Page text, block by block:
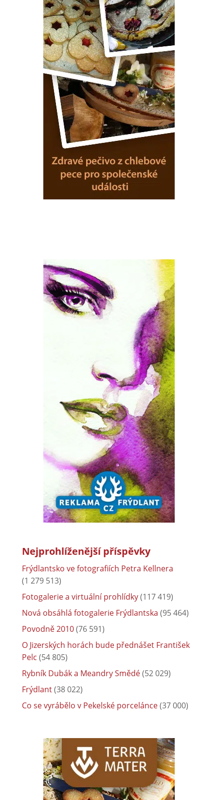
Nejprohlíženější příspěvky
Frýdlantsko ve fotografiích Petra Kellnera
(1 279 513)
Fotogalerie a virtuální prohlídky(117 419)
Nová obsáhlá fotogalerie Frýdlantska (95 464)
Povodně 2010(76 591)
O Jizerských horách bude přednášet František
Pelc (54 805)
Rybník Dubák a Meandry Smědé(52 029)
Frýdlant(38 022)
Co se vyrábělo v Pekelské porcelánce(37 000)